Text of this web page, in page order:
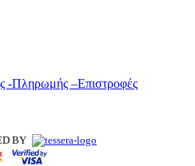
-Πληρωμής –Επιστροφές
BY